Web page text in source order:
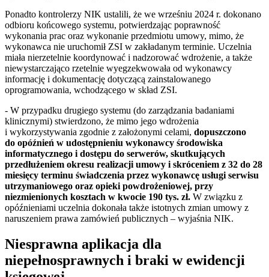
Ponadto kontrolerzy NIK ustalili, że we wrześniu 2024 r. dokonano
odbioru końcowego systemu, potwierdzając poprawność
wykonania prac oraz wykonanie przedmiotu umowy, mimo, że
wykonawca nie uruchomił ZSI w zakładanym terminie. Uczelnia
miała nierzetelnie koordynować i nadzorować wdrożenie, a także
niewystarczająco rzetelnie wyegzekwowała od wykonawcy
informację i dokumentację dotyczącą zainstalowanego
oprogramowania, wchodzącego w skład ZSI.
- W przypadku drugiego systemu (do zarządzania badaniami
klinicznymi) stwierdzono, że mimo jego wdrożenia
i wykorzystywania zgodnie z założonymi celami, dopuszczono
do opóźnień w udostępnieniu wykonawcy środowiska
informatycznego i dostępu do serwerów, skutkujących
przedłużeniem okresu realizacji umowy i skróceniem z 32 do 28
miesięcy terminu świadczenia przez wykonawcę usługi serwisu
utrzymaniowego oraz opieki powdrożeniowej, przy
niezmienionych kosztach w kwocie 190 tys. zł. W związku z
opóźnieniami uczelnia dokonała także istotnych zmian umowy z
naruszeniem prawa zamówień publicznych – wyjaśnia NIK.
Niesprawna aplikacja dla
niepełnosprawnych i braki w ewidencji